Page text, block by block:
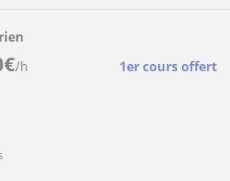
€/h 1er cours offert